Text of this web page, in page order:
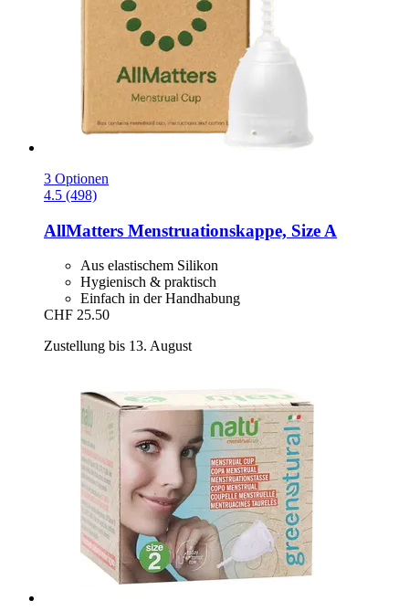
3 Optionen
4.5 (498)
AllMatters Menstruationskappe, Size A
Aus elastischem Silikon
Hygienisch & praktisch
Einfach in der Handhabung
CHF 25.50
Zustellung bis 13. August